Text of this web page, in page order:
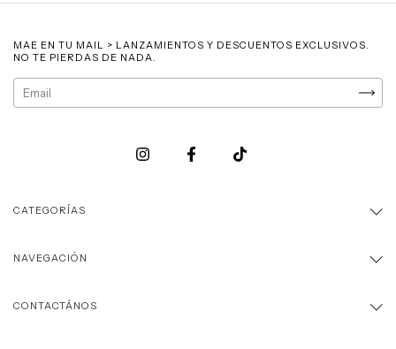
MAE EN TU MAIL > LANZAMIENTOS Y DESCUENTOS EXCLUSIVOS.
NO TE PIERDAS DE NADA.
CATEGORÍAS
NAVEGACIÓN
CONTACTÁNOS